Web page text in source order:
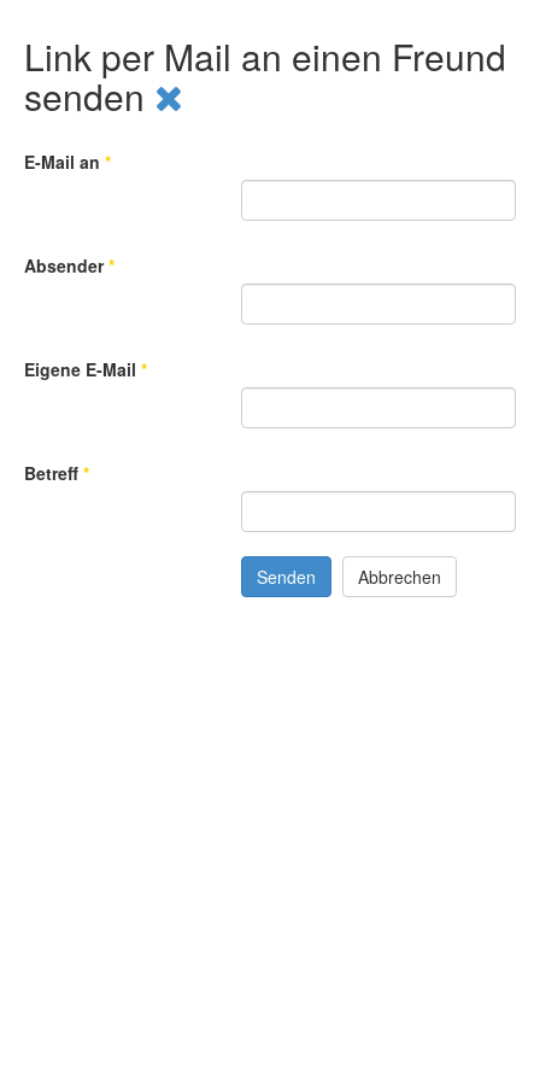
Link per Mail an einen Freund
senden
E-Mail an *
Absender*
Eigene E-Mail *
Betreff *
Senden Abbrechen